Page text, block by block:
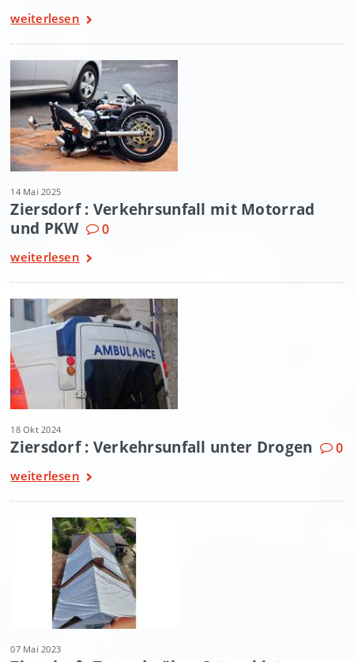
weiterlesen
14 Mai 2025
Ziersdorf : Verkehrsunfall mit Motorrad
und PKW
0
weiterlesen
18 Okt 2024
Ziersdorf : Verkehrsunfall unter Drogen 0
weiterlesen
07 Mai 2023